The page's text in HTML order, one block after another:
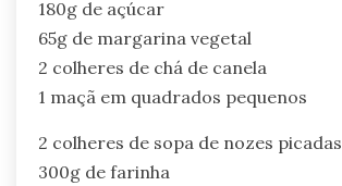
180g de açúcar
65g de margarina vegetal
2 colheres de chá de canela
1 maçã em quadrados pequenos
2 colheres de sopa de nozes picadas
300g de farinha